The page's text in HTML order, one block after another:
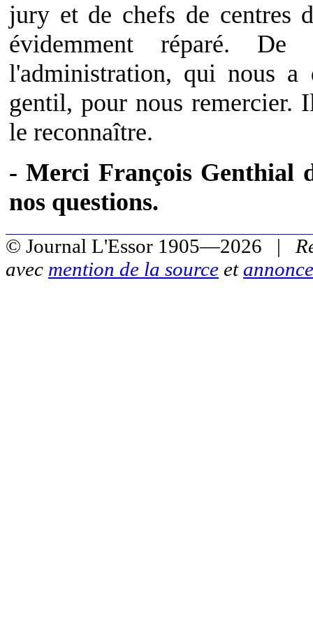
jury et de chefs de centres
évidemment réparé.
l'administration, qui nous
gentil, pour nous remercier.
le reconnaître.
- Merci François Genthial
nos questions.
© Journal L'Essor 1905—2026 |
avec mention de la source et